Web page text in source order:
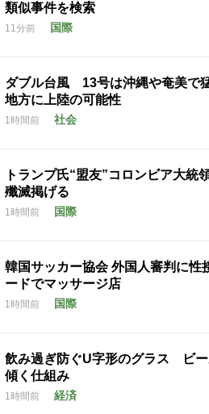
類似事件を検索
11分前 国際
ダブル台風 13号は沖縄や奄美で
地方に上陸の可能性
1時間前 社会
トランプ氏“盟友”コロンビア大
殲滅掲げる
1時間前 国際
韓国サッカー協会 外国人審判に
ードでマッサージ店
1時間前 国際
飲み過ぎ防ぐU字形のグラス ビ
傾く仕組み
1時間前 経済